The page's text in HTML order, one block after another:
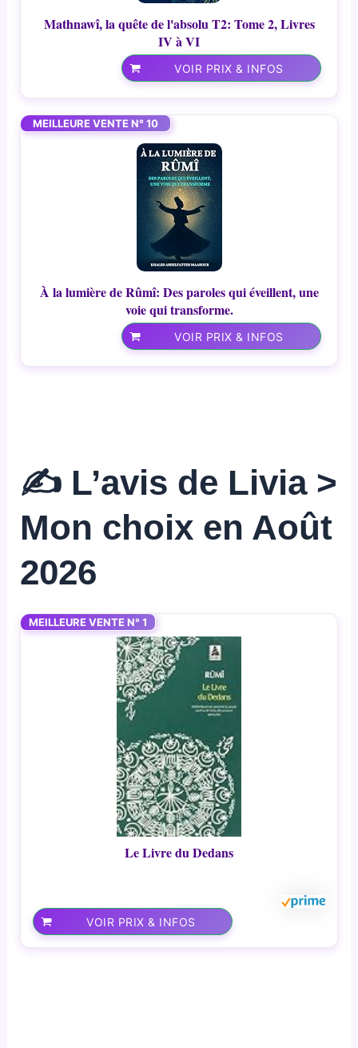
Mathnawî, la quête de l'absolu T2: Tome 2, Livres
IV à VI
VOIR PRIX & INFOS
MEILLEURE VENTE N° 10
À la lumière de Rûmî: Des paroles qui éveillent, une
voie qui transforme.
VOIR PRIX & INFOS
✍️ L’avis de Livia >
Mon choix en Août
2026
MEILLEURE VENTE N° 1
Le Livre du Dedans
VOIR PRIX & INFOS